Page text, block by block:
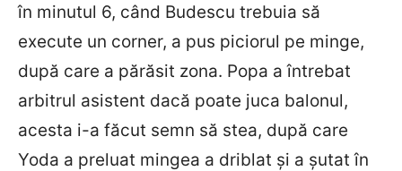
în minutul 6, când Budescu trebuia să
execute un corner, a pus piciorul pe minge,
după care a părăsit zona. Popa a întrebat
arbitrul asistent dacă poate juca balonul,
acesta i-a făcut semn să stea, după care
Yoda a preluat mingea a driblat și a șutat în